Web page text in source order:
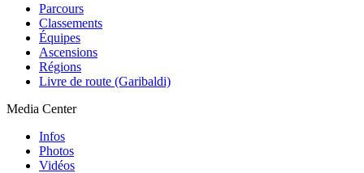
Parcours
Classements
Équipes
Ascensions
Régions
Livre de route (Garibaldi)
Media Center
Infos
Photos
Vidéos